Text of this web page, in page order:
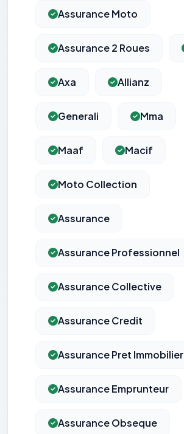
Assurance Moto
Assurance 2 Roues
Axa Allianz
Generali Mma
Maaf Macif
Moto Collection
Assurance
Assurance Professionnel
Assurance Collective
Assurance Credit
Assurance Pret Immobilier
Assurance Emprunteur
Assurance Obseque